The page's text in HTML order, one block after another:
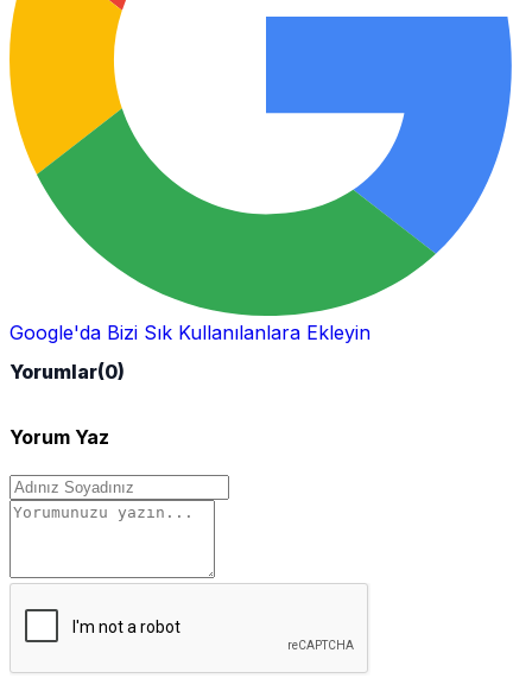
Google'da Bizi Sık Kullanılanlara Ekleyin
Yorumlar(0)
Yorum Yaz